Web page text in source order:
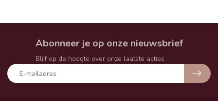
Abonneer je op onze nieuwsbrief
Blijf op de hoogte over onze laatste acties